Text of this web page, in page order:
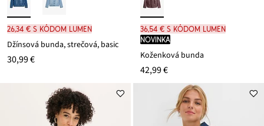
26,34 € s kódom LUMEN
Džínsová bunda, strečová, basic
30,99 €
36,54 € s kódom LUMEN
novinka
Koženková bunda
42,99 €